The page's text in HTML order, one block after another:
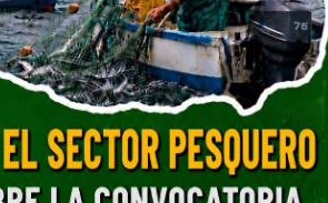
de completar los formularios, ya que esta
de las propuestas.